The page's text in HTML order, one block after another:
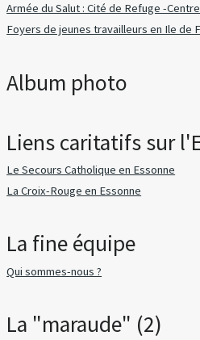
Armée du Salut : Cité de Refuge -
Foyers de jeunes travailleurs en Ile de
Album photo
Liens caritatifs sur
Le Secours Catholique en Essonne
La Croix-Rouge en Essonne
La fine équipe
Qui sommes-nous ?
La "maraude" (2)